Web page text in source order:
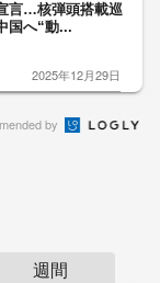
言…核弾頭搭載巡
国へ“動...
2025年12月29日
by
週間